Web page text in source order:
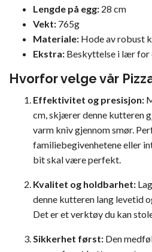
Lengde på egg: 28 cm
Vekt: 765g
Materiale: Hode av robust
Ekstra: Beskyttelse i lær for
Hvorfor velge vår
Effektivitet og presisjon:
cm, skjærer denne kutteren
varm kniv gjennom smør.
familiebegivenhetene eller
bit skal være perfekt.
Kvalitet og holdbarhet:
denne kutteren lang levetid
Det er et verktøy du kan
Sikkerhet først: Den